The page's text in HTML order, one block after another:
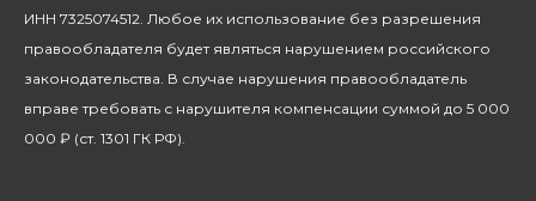
Благотворительность
ИНН 7325074512. Любое их использование без разрешения
правообладателя будет являться нарушением российского
законодательства. В случае нарушения правообладатель
вправе требовать с нарушителя компенсации суммой до 5 000
000 ₽ (ст. 1301 ГК РФ).